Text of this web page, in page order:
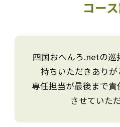
コー
四国おへんろ.netの巡
持ちいただきありが
専任担当が最後まで責
させていた